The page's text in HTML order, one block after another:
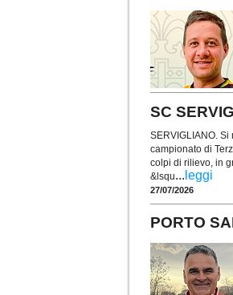
SC
SERVIGLIANO.
campionato di
colpi di rilievo, in
&lsqu... leggi
27/07/2026
PORTO